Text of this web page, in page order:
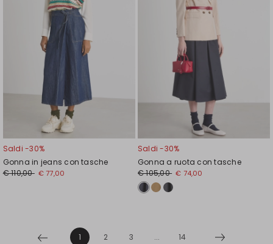
Saldi -30%
Gonna in jeans con tasche
€ 110,00 € 77,00
Saldi -30%
Gonna a ruota con tasche
€ 105,00 € 74,00
1 2 3 ... 14